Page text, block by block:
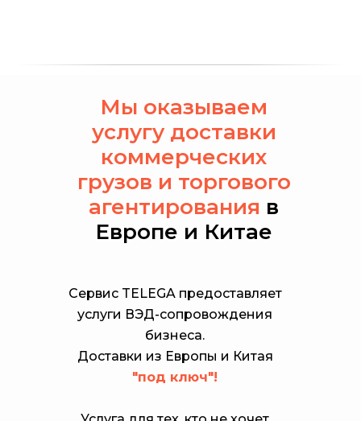
Мы оказываем
услугу доставки
коммерческих
грузов и торгового
агентирования в
Европе и Китае
Сервис TELEGA предоставляет
услуги ВЭД-сопровождения
бизнеса.
Доставки из Европы и Китая
"под ключ"!